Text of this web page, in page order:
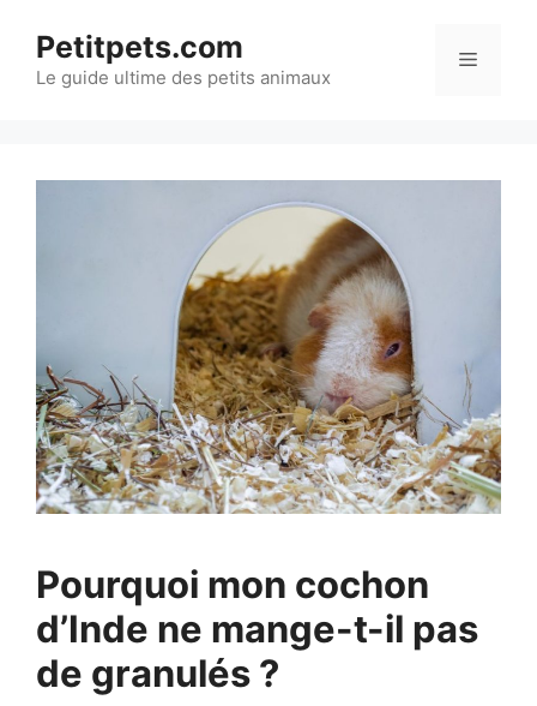
contenu
Petitpets.com
Le guide ultime des petits animaux
Menu
Pourquoi mon cochon
d’Inde ne mange-t-il pas
de granulés ?